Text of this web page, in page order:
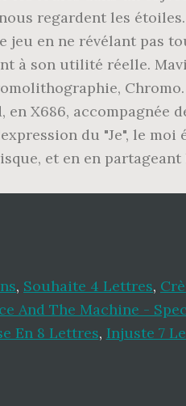
, Souhaite 4 Lettres,
And The Machine -
En 8 Lettres, Injuste 7